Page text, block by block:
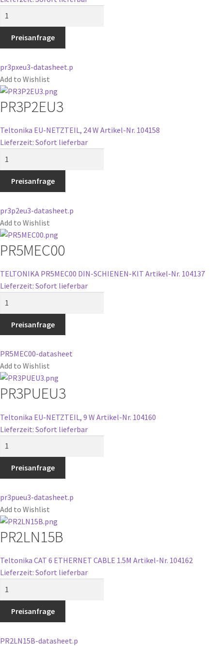
Preisanfrage
pr3pxeu3-datasheet.p
Add to Wishlist
PR3P2EU3
Teltonika EU-NETZTEIL, 24 W Artikel-Nr. 104158
Lieferzeit: Sofort lieferbar
Preisanfrage
pr3p2eu3-datasheet.p
Add to Wishlist
PR5MEC00
TELTONIKA PR5MEC00 DIN-SCHIENEN-KIT Artikel-Nr. 104137
Lieferzeit: Sofort lieferbar
Preisanfrage
PR5MEC00-datasheet
Add to Wishlist
PR3PUEU3
Teltonika EU-NETZTEIL, 9 W Artikel-Nr. 104160
Lieferzeit: Sofort lieferbar
Preisanfrage
pr3pueu3-datasheet.p
Add to Wishlist
PR2LN15B
Teltonika CAT 6 ETHERNET CABLE 1.5M Artikel-Nr. 104162
Lieferzeit: Sofort lieferbar
Preisanfrage
PR2LN15B-datasheet.p